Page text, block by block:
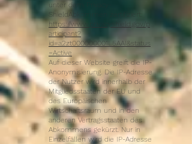
unter dem Privacy-
ShieldAbkommen zertifiziert:
https://www.privacyshield.gov/p
articipant?
id=a2zt000000001L5AAI&status
=Active
Auf dieser Website greift die IP-
Anonymisierung. Die IP-Adresse
der Nutzer wird innerhalb der
Mitgliedsstaaten der EU und
des Europäischen
Wirtschaftsraum und in den
anderen Vertragsstaaten des
Abkommens gekürzt. Nur in
Einzelfällen wird die IP-Adresse